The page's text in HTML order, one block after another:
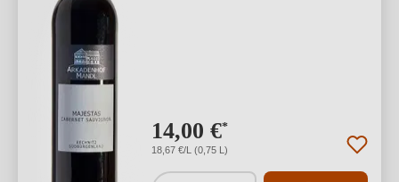
14,00 €*
18,67 €/L (0,75 L)